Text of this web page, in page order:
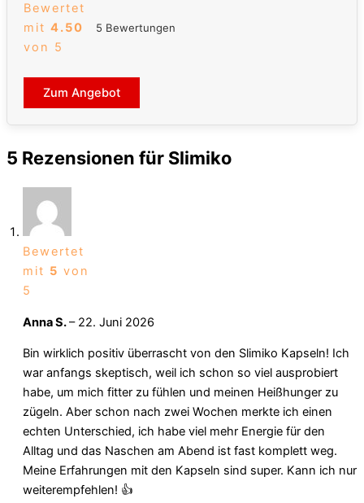
Bewertet
mit 4.50
von 5
5 Bewertungen
Zum Angebot
5 Rezensionen für Slimiko
Bewertet
mit 5 von
5
Anna S.– 22. Juni 2026
Bin wirklich positiv überrascht von den Slimiko Kapseln! Ich
war anfangs skeptisch, weil ich schon so viel ausprobiert
habe, um mich fitter zu fühlen und meinen Heißhunger zu
zügeln. Aber schon nach zwei Wochen merkte ich einen
echten Unterschied, ich habe viel mehr Energie für den
Alltag und das Naschen am Abend ist fast komplett weg.
Meine Erfahrungen mit den Kapseln sind super. Kann ich nur
weiterempfehlen! 👍